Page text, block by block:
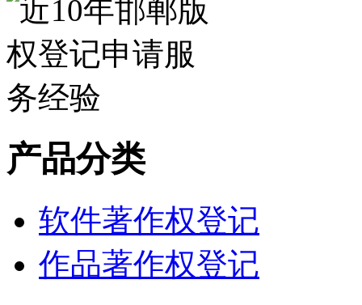
产品分类
软件著作权登记
作品著作权登记